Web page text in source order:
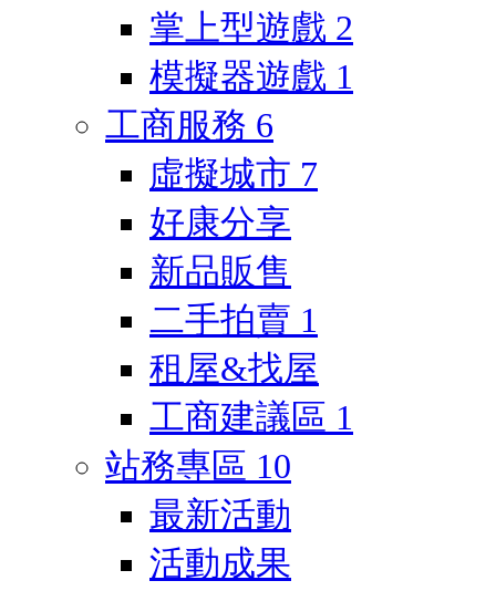
掌上型遊戲 2
模擬器遊戲 1
工商服務 6
虛擬城市 7
好康分享
新品販售
二手拍賣 1
租屋&找屋
工商建議區 1
站務專區 10
最新活動
活動成果